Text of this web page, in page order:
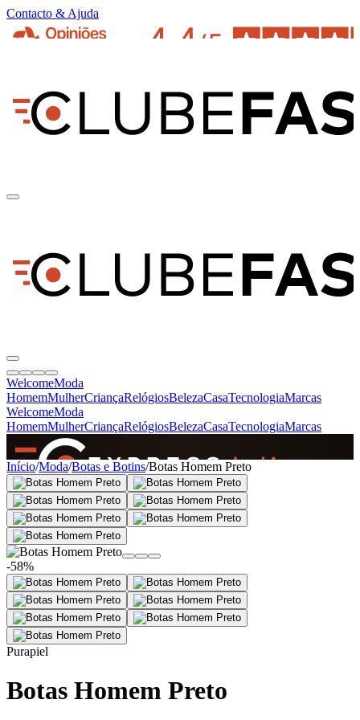
Contacto & Ajuda
WelcomeModa
HomemMulherCriançaRelógiosBelezaCasaTecnologiaMarcas
WelcomeModa
HomemMulherCriançaRelógiosBelezaCasaTecnologiaMarcas
SINCE 2005
+de 36.000 reviews
Início/Moda/Botas e Botins/Botas Homem Preto
-58%
Purapiel
Botas Homem Preto